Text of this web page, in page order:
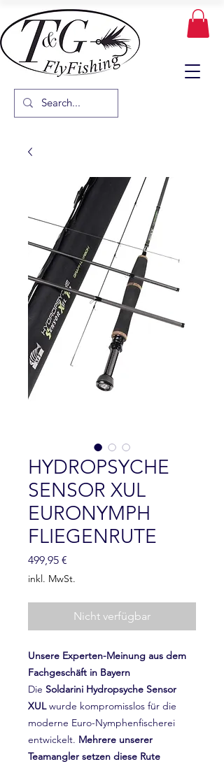
HYDROPSYCHE
SENSOR XUL
EURONYMPH
FLIEGENRUTE
499,95 €
inkl. MwSt.
Nicht verfügbar
Unsere Experten-Meinung aus dem
Fachgeschäft in Bayern
Die Soldarini Hydropsyche Sensor
XULwurde kompromisslos für die
moderne Euro-Nymphenfischerei
entwickelt. Mehrere unserer
Teamangler setzen diese Rute